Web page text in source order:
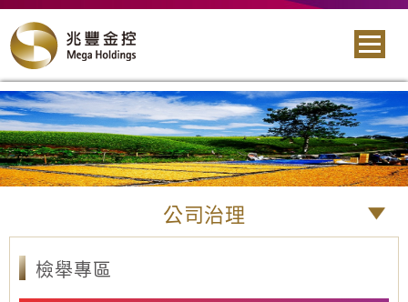
公司治理
檢舉專區